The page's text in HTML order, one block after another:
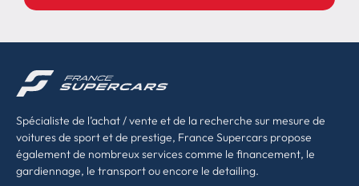
Spécialiste de l’achat / vente et de la recherche sur mesure de
voitures de sport et de prestige, France Supercars propose
également de nombreux services comme le financement, le
gardiennage, le transport ou encore le detailing.